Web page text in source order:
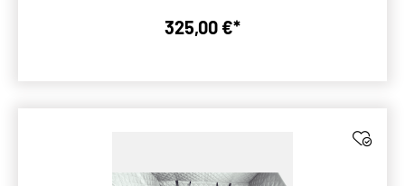
Regulärer Preis:
325,00 €*